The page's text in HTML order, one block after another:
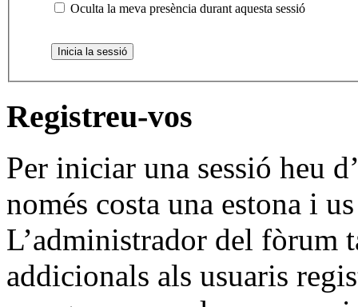
Oculta la meva presència durant aquesta sessió
Registreu-vos
Per iniciar una sessió heu
només costa una estona i
L’administrador del fòrum
addicionals als usuaris